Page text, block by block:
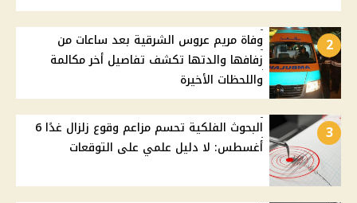
2
وفاة مريم عروس الشرقية بعد ساعات من
زفافها والدتها تكشف تفاصيل أخر مكالمة
واللحظات الأخيرة
3
البحوث الفلكية تحسم مزاعم وقوع زلزال غدًا 6
أغسطس: لا دليل علمي على التوقعات